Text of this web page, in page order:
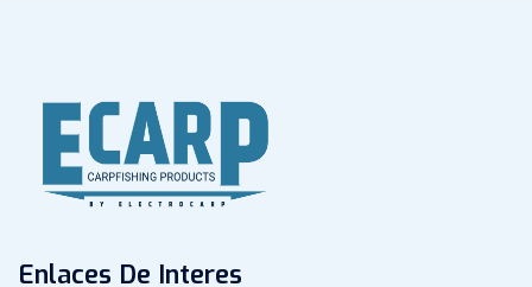
Enlaces De Interes